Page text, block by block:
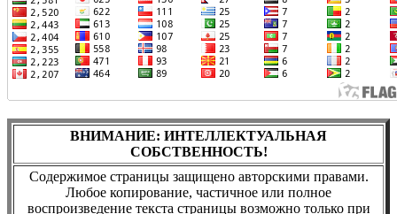
ВНИМАНИЕ: ИНТЕЛЛЕКТУАЛЬНАЯ
СОБСТВЕННОСТЬ!
Содержимое страницы защищено авторскими правами.
Любое копирование, частичное или полное
воспроизведение текста страницы возможно только при